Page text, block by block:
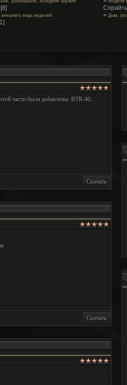
рукопашное, холодное оружие Модели
[8]
вида моделей
» Дым,
части были добавлены: BTR-40,
Скачать
Скачать